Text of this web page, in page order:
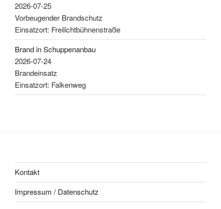
2026-07-25
Vorbeugender Brandschutz
Einsatzort: Freilichtbühnenstraße
Brand in Schuppenanbau
2026-07-24
Brandeinsatz
Einsatzort: Falkenweg
Kontakt
Impressum / Datenschutz